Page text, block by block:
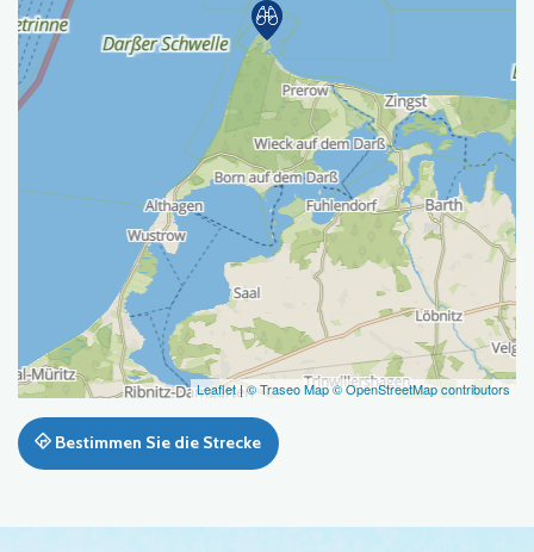
Leaflet|© Traseo Map© OpenStreetMap contributors
Bestimmen Sie die Strecke